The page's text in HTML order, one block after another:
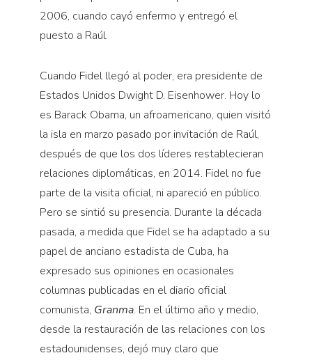
2006, cuando cayó enfermo y entregó el
puesto a Raúl.
Cuando Fidel llegó al poder, era presidente de
Estados Unidos Dwight D. Eisenhower. Hoy lo
es Barack Obama, un afroamericano, quien visitó
la isla en marzo pasado por invitación de Raúl,
después de que los dos líderes restablecieran
relaciones diplomáticas, en 2014. Fidel no fue
parte de la visita oficial, ni apareció en público.
Pero se sintió su presencia. Durante la década
pasada, a medida que Fidel se ha adaptado a su
papel de anciano estadista de Cuba, ha
expresado sus opiniones en ocasionales
columnas publicadas en el diario oficial
comunista, Granma. En el último año y medio,
desde la restauración de las relaciones con los
estadounidenses, dejó muy claro que